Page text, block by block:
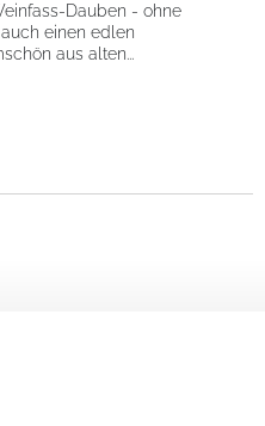
Dauben - ohne
einen edlen
aus alten...